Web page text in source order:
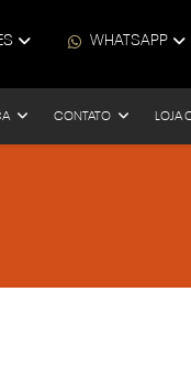
WHATSAPP
CONTATO LOJA